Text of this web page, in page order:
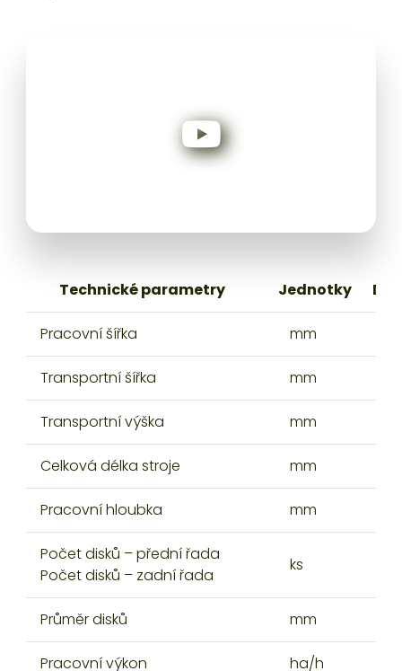
Technické parametry Jednotky
Pracovní šířka mm
Transportní šířka mm
Transportní výška mm
Celková délka stroje mm
Pracovní hloubka mm
Počet disků – přední řada
Počet disků – zadní řada
ks
Průměr disků mm
Pracovní výkon ha/h